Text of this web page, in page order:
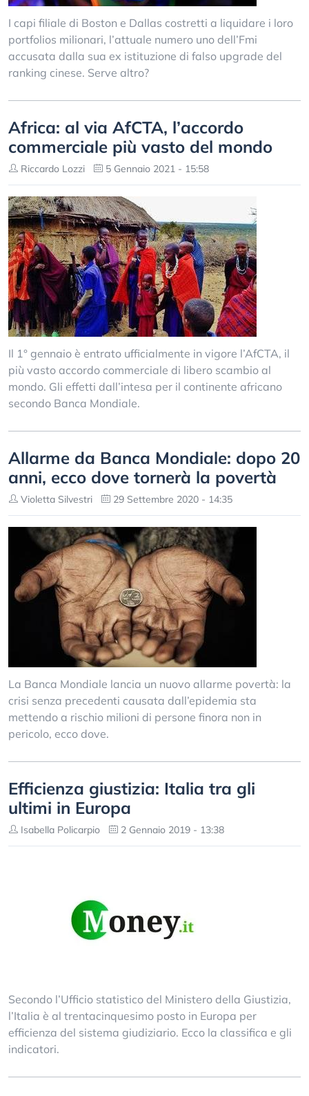
I capi filiale di Boston e Dallas costretti a liquidare i loro
portfolios milionari, l’attuale numero uno dell’Fmi
accusata dalla sua ex istituzione di falso upgrade del
ranking cinese. Serve altro?
Africa: al via AfCTA, l’accordo
commerciale più vasto del mondo
Riccardo Lozzi 5 Gennaio 2021 - 15:58
Il 1° gennaio è entrato ufficialmente in vigore l’AfCTA, il
più vasto accordo commerciale di libero scambio al
mondo. Gli effetti dall’intesa per il continente africano
secondo Banca Mondiale.
Allarme da Banca Mondiale: dopo 20
anni, ecco dove tornerà la povertà
Violetta Silvestri 29 Settembre 2020 - 14:35
La Banca Mondiale lancia un nuovo allarme povertà: la
crisi senza precedenti causata dall’epidemia sta
mettendo a rischio milioni di persone finora non in
pericolo, ecco dove.
Efficienza giustizia: Italia tra gli
ultimi in Europa
Isabella Policarpio 2 Gennaio 2019 - 13:38
Secondo l’Ufficio statistico del Ministero della Giustizia,
l’Italia è al trentacinquesimo posto in Europa per
efficienza del sistema giudiziario. Ecco la classifica e gli
indicatori.